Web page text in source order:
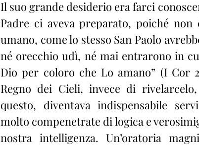
Il suo grande desiderio era farci
Padre ci aveva preparato, poiché
umano, come lo stesso San Paolo
né orecchio udì, né mai entrarono in
Dio per coloro che Lo amano” (I Cor
Regno dei Cieli, invece di
questo, diventava indispensabile
molto compenetrate di logica e
nostra intelligenza. Un’oratoria